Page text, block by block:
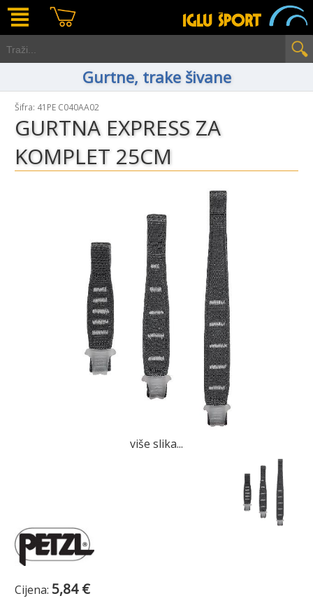
Gurtne, trake šivane
Šifra: 41PE C040AA02
GURTNA EXPRESS ZA
KOMPLET 25CM
više slika...
Cijena: 5,84 €